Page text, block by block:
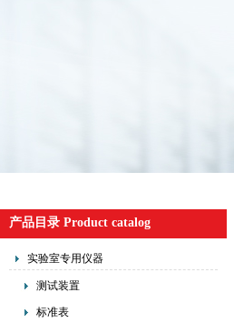
产品目录 Product catalog
实验室专用仪器
测试装置
标准表